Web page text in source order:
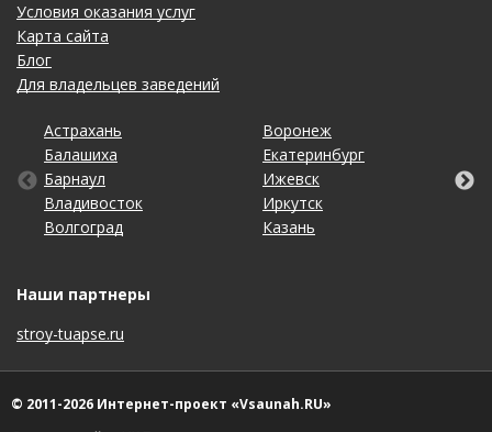
Условия оказания услуг
Карта сайта
Блог
Для владельцев заведений
Астрахань
Балашиха
Барнаул
Владивосток
Волгоград
Воронеж
Екатеринбург
Ижевск
Иркутск
Казань
Калининград
Кемерово
Киров
Краснодар
Красноярск
Липецк
Махачкала
Москва
Набережные Челны
Нижний Новгород
Новосибирск
Омск
Оренбург
Пенза
Пермь
Ростов-на-Дону
Рязань
Самара
Санкт-Петербург
Саратов
Ставрополь
Тольятти
Томск
Тула
Тюмень
Ульяновск
Уфа
Хабаровск
Чебоксары
Челябинск
Ярославль
Наши партнеры
stroy-tuapse.ru
© 2011-2026 Интернет-проект «Vsaunah.RU»